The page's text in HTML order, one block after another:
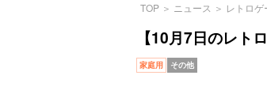
TOP ＞ ニュース ＞ レトロゲ
【10月7日のレト
家庭用 その他